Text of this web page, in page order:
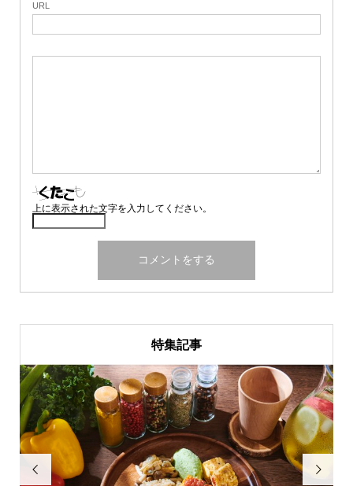
URL
上に表示された文字を入力してください。
特集記事
 